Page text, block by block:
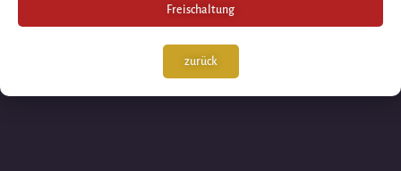
Freischaltung
zurück